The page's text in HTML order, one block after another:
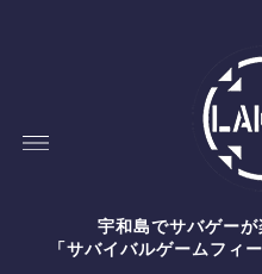
宇和島でサバゲー
「サバイバルゲームフィ